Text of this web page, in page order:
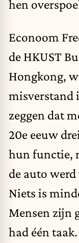
hen
Econoom
de HKUST
Hongkong,
misverstand
zeggen dat
20e eeuw
hun functie,
de auto
Niets is
Mensen zijn
had één